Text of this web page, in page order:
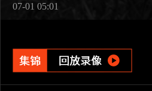
07-01 05:01